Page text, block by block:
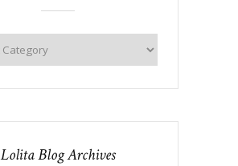
Lolita Blog Archives